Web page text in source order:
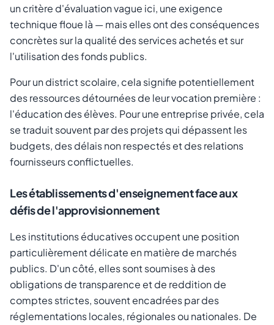
un critère d'évaluation vague ici, une exigence
technique floue là — mais elles ont des conséquences
concrètes sur la qualité des services achetés et sur
l'utilisation des fonds publics.
Pour un district scolaire, cela signifie potentiellement
des ressources détournées de leur vocation première :
l'éducation des élèves. Pour une entreprise privée, cela
se traduit souvent par des projets qui dépassent les
budgets, des délais non respectés et des relations
fournisseurs conflictuelles.
Les établissements d'enseignement face aux
défis de l'approvisionnement
Les institutions éducatives occupent une position
particulièrement délicate en matière de marchés
publics. D'un côté, elles sont soumises à des
obligations de transparence et de reddition de
comptes strictes, souvent encadrées par des
réglementations locales, régionales ou nationales. De